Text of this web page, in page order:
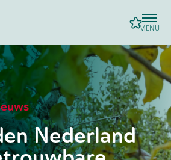
MENU
Nederland